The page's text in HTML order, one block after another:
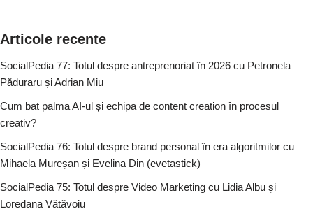
Articole recente
SocialPedia 77: Totul despre antreprenoriat în 2026 cu Petronela
Păduraru și Adrian Miu
Cum bat palma AI-ul și echipa de content creation în procesul
creativ?
SocialPedia 76: Totul despre brand personal în era algoritmilor cu
Mihaela Mureșan și Evelina Din (evetastick)
SocialPedia 75: Totul despre Video Marketing cu Lidia Albu și
Loredana Vătăvoiu